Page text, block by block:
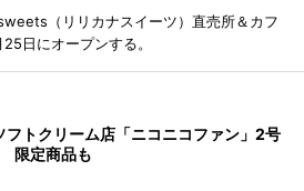
（リリカナスイーツ）直売所＆カフ
日にオープンする。
フトクリーム店「ニコニコファン」2号
限定商品も